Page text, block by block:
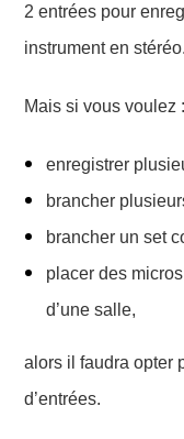
2 entrées pour
instrument en stéréo.
Mais si vous voulez :
enregistrer
brancher
brancher un set
placer des
d’une salle,
alors il faudra opter
d’entrées.